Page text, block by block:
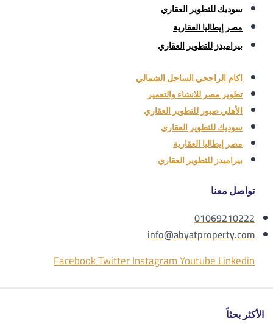
سوديك للتطوير العقاري
مصر إيطاليا العقارية
بيراميدز للتطوير العقاري
اكام الراجحي الساحل الشمالي
تطوير مصر للانشاء والتعمير
الأهلي صبور للتطوير العقاري
سوديك للتطوير العقاري
مصر إيطاليا العقارية
بيراميدز للتطوير العقاري
تواصل معنا
01069210222
info@abyatproperty.com
FacebookTwitterInstagramYoutubeLinkedin
الأكثر بحثاً